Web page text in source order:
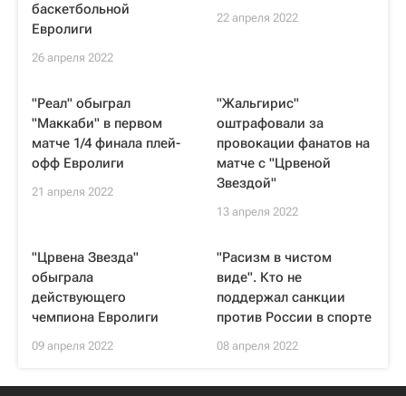
баскетбольной
Евролиги
26 апреля 2022
22 апреля 2022
"Реал" обыграл
"Маккаби" в первом
матче 1/4 финала плей-
офф Евролиги
21 апреля 2022
"Жальгирис"
оштрафовали за
провокации фанатов на
матче с "Црвеной
Звездой"
13 апреля 2022
"Црвена Звезда"
обыграла
действующего
чемпиона Евролиги
09 апреля 2022
"Расизм в чистом
виде". Кто не
поддержал санкции
против России в спорте
08 апреля 2022